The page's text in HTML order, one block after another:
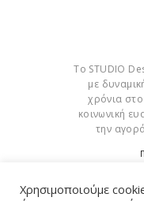
Το STUDIO
με
χρόνια
κοινωνική
την
Χρησιμοποιούμε